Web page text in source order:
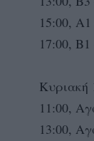
15:00,
17:00,
Κυριακή
11:00,
13:00,